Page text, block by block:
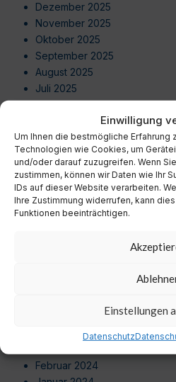
Einwilligung
Um Ihnen die bestmögliche Erfahrung
Technologien wie Cookies, um
und/oder darauf zuzugreifen. Wenn
zustimmen, können wir Daten wie Ihr
IDs auf dieser Website verarbeiten.
Ihre Zustimmung widerrufen, kann
Funktionen beeinträchtigen.
Einstellungen
Datenschutz
Dezember 2025
November 2025
Oktober 2025
September 2025
August 2025
Juli 2025
Juni 2025
April 2025
März 2025
Februar 2025
Januar 2025
Dezember 2024
November 2024
Februar 2024